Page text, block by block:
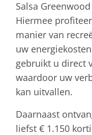
Salsa
Hiermee
manier van
uw
gebruikt u direct
waardoor uw
kan uitvallen.
Daarnaast
liefst € 1.150